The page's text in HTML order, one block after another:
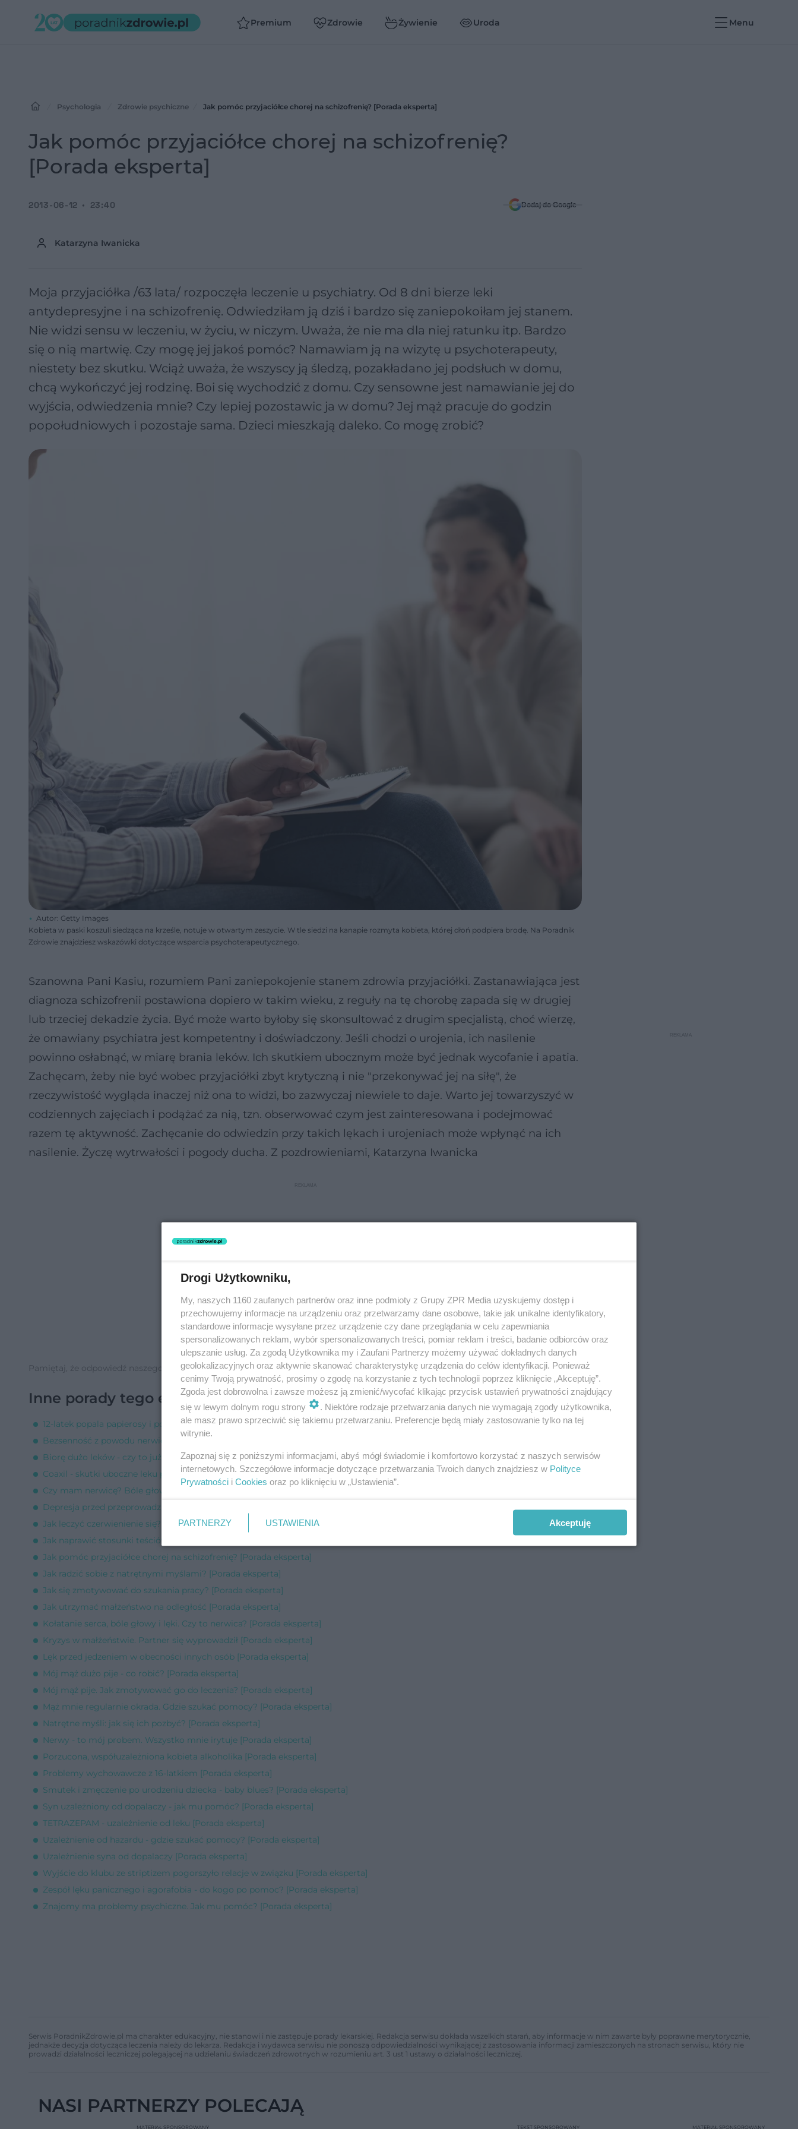
Premium Zdrowie Żywienie Uroda Menu
Psychologia Zdrowie psychiczne Jak pomóc przyjaciółce chorej na schizofrenię? [Porada eksperta]
Jak pomóc przyjaciółce chorej na schizofrenię?
[Porada eksperta]
Katarzyna Iwanicka
2013-06-12 23:40 Dodaj do Google
Moja przyjaciółka /63 lata/ rozpoczęła leczenie u psychiatry. Od 8 dni bierze leki
antydepresyjne i na schizofrenię. Odwiedziłam ją dziś i bardzo się zaniepokoiłam jej stanem.
Nie widzi sensu w leczeniu, w życiu, w niczym. Uważa, że nie ma dla niej ratunku itp. Bardzo
się o nią martwię. Czy mogę jej jakoś pomóc? Namawiam ją na wizytę u psychoterapeuty,
niestety bez skutku. Wciąż uważa, że wszyscy ją śledzą, pozakładano jej podsłuch w domu,
chcą wykończyć jej rodzinę. Boi się wychodzić z domu. Czy sensowne jest namawianie jej do
wyjścia, odwiedzenia mnie? Czy lepiej pozostawic ja w domu? Jej mąż pracuje do godzin
popołudniowych i pozostaje sama. Dzieci mieszkają daleko. Co mogę zrobić?
Autor: Getty Images
Kobieta w paski koszuli siedząca na krześle, notuje w otwartym zeszycie. W tle siedzi na kanapie rozmyta kobieta, której dłoń podpiera brodę. Na Poradnik
Zdrowie znajdziesz wskazówki dotyczące wsparcia psychoterapeutycznego.
Szanowna Pani Kasiu, rozumiem Pani zaniepokojenie stanem zdrowia przyjaciółki. Zastanawiająca jest
diagnoza schizofrenii postawiona dopiero w takim wieku, z reguły na tę chorobę zapada się w drugiej
lub trzeciej dekadzie życia. Być może warto byłoby się skonsultować z drugim specjalistą, choć wierzę,
że omawiany psychiatra jest kompetentny i doświadczony. Jeśli chodzi o urojenia, ich nasilenie
powinno osłabnąć, w miarę brania leków. Ich skutkiem ubocznym może być jednak wycofanie i apatia.
Zachęcam, żeby nie być wobec przyjaciółki zbyt krytyczną i nie "przekonywać jej na siłę", że
rzeczywistość wygląda inaczej niż ona to widzi, bo zazwyczaj niewiele to daje. Warto jej towarzyszyć w
codziennych zajęciach i podążać za nią, tzn. obserwować czym jest zainteresowana i podejmować
razem tę aktywność. Zachęcanie do odwiedzin przy takich lękach i urojeniach może wpłynąć na ich
nasilenie. Życzę wytrwałości i pogody ducha. Z pozdrowieniami, Katarzyna Iwanicka
Pamiętaj, że odpowiedź naszego eksperta ma charakter informacyjny i nie zastąpi wizyty u lekarza.
Inne porady tego eksperta
12-latek popala papierosy i popija piwo z kolegami - jak go ukarać? [Porada eksperta]
Bezsenność z powodu nerwicy - gdzie szukać pomocy? [Porada eksperta]
Biorę dużo leków - czy to już uzależnienie? [Porada eksperta]
Coaxil - skutki uboczne leku psychotropowego [Porada eksperta]
Czy mam nerwicę? Bóle głowy i rozdrażnienie [Porada eksperta]
Depresja przed przeprowadzką do teściów [Porada eksperta]
Jak leczyć czerwienienie się? [Porada eksperta]
Jak naprawić stosunki teściów z synową [Porada eksperta]
Jak pomóc przyjaciółce chorej na schizofrenię? [Porada eksperta]
Jak radzić sobie z natrętnymi myślami? [Porada eksperta]
Jak się zmotywować do szukania pracy? [Porada eksperta]
Jak utrzymać małżeństwo na odległość [Porada eksperta]
Kołatanie serca, bóle głowy i lęki. Czy to nerwica? [Porada eksperta]
Kryzys w małżeństwie. Partner się wyprowadził [Porada eksperta]
Lęk przed jedzeniem w obecności innych osób [Porada eksperta]
Mój mąż dużo pije - co robić? [Porada eksperta]
Mój mąż pije. Jak zmotywować go do leczenia? [Porada eksperta]
Mąż mnie regularnie okrada. Gdzie szukać pomocy? [Porada eksperta]
Natrętne myśli: jak się ich pozbyć? [Porada eksperta]
Nerwy - to mój probem. Wszystko mnie irytuje [Porada eksperta]
Porzucona, współuzależniona kobieta alkoholika [Porada eksperta]
Problemy wychowawcze z 16-latkiem [Porada eksperta]
Smutek i zmęczenie po urodzeniu dziecka - baby blues? [Porada eksperta]
Syn uzależniony od dopalaczy - jak mu pomóc? [Porada eksperta]
TETRAZEPAM - uzależnienie od leku [Porada eksperta]
Uzależnienie od hazardu - gdzie szukać pomocy? [Porada eksperta]
Uzależnienie syna od dopalaczy [Porada eksperta]
Wyjście do klubu ze striptizem pogorszyło relacje w związku [Porada eksperta]
Zespół lęku panicznego i agorafobia - do kogo po pomoc? [Porada eksperta]
Znajomy ma problemy psychiczne. Jak mu pomóc? [Porada eksperta]
Serwis PoradnikZdrowie.pl ma charakter edukacyjny, nie stanowi i nie zastępuje porady lekarskiej. Redakcja serwisu dokłada wszelkich starań, aby informacje w nim zawarte były poprawne merytorycznie,
jednakże decyzja dotycząca leczenia należy do lekarza. Redakcja i wydawca serwisu nie ponoszą odpowiedzialności wynikającej z zastosowania informacji zamieszczonych na stronach serwisu, który nie
prowadzi działalności leczniczej polegającej na udzielaniu świadczeń zdrowotnych w rozumieniu art. 3 ust 1 ustawy o działalności leczniczej.
NASI PARTNERZY POLECAJĄ
MATERIAŁ SPONSOROWANY TEKST SPONSOROWANY MATERIAŁ SPONSOROWANY
Drogi Użytkowniku,
My, naszych 1160 zaufanych partnerów oraz inne podmioty z Grupy ZPR Media uzyskujemy dostęp i
przechowujemy informacje na urządzeniu oraz przetwarzamy dane osobowe, takie jak unikalne identyfikatory,
standardowe informacje wysyłane przez urządzenie czy dane przeglądania w celu zapewniania
spersonalizowanych reklam, wybór spersonalizowanych treści, pomiar reklam i treści, badanie odbiorców oraz
ulepszanie usług. Za zgodą Użytkownika my i Zaufani Partnerzy możemy używać dokładnych danych
geolokalizacyjnych oraz aktywnie skanować charakterystykę urządzenia do celów identyfikacji. Ponieważ
cenimy Twoją prywatność, prosimy o zgodę na korzystanie z tych technologii poprzez kliknięcie „Akceptuję”.
Zgoda jest dobrowolna i zawsze możesz ją zmienić/wycofać klikając przycisk ustawień prywatności znajdujący
się w lewym dolnym rogu strony
. Niektóre rodzaje przetwarzania danych nie wymagają zgody użytkownika,
ale masz prawo sprzeciwić się takiemu przetwarzaniu. Preferencje będą miały zastosowanie tylko na tej
witrynie.
Zapoznaj się z poniższymi informacjami, abyś mógł świadomie i komfortowo korzystać z naszych serwisów
internetowych. Szczegółowe informacje dotyczące przetwarzania Twoich danych znajdziesz w Polityce
Prywatności i Cookies oraz po kliknięciu w „Ustawienia”.
PARTNERZY USTAWIENIA Akceptuję